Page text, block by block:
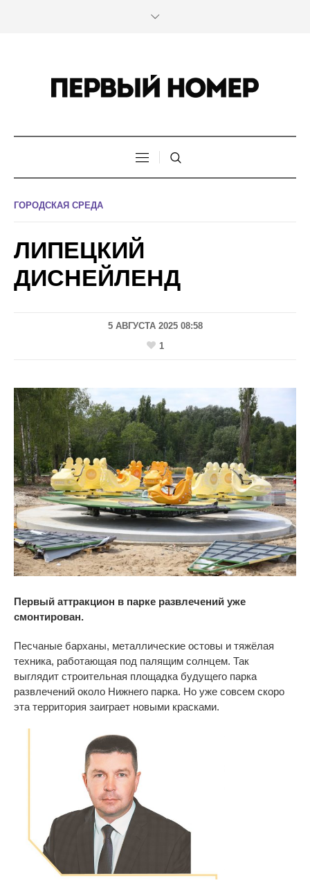
ГОРОДСКАЯ СРЕДА
ЛИПЕЦКИЙ
ДИСНЕЙЛЕНД
5 АВГУСТА 2025 08:58
1
Первый аттракцион в парке развлечений уже
смонтирован.
Песчаные барханы, металлические остовы и тяжёлая
техника, работающая под палящим солнцем. Так
выглядит строительная площадка будущего парка
развлечений около Нижнего парка. Но уже совсем скоро
эта территория заиграет новыми красками.